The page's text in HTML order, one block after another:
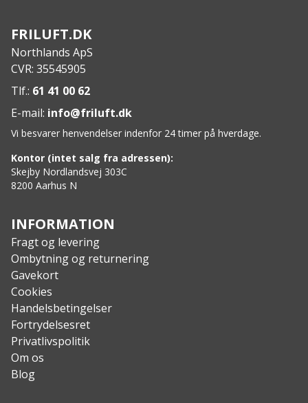
FRILUFT.DK
Northlands ApS
CVR: 35545905
Tlf.: 61 41 00 62
E-mail: info@friluft.dk
Vi besvarer henvendelser indenfor 24 timer på hverdage.
Kontor (intet salg fra adressen):
Skejby Nordlandsvej 303C
8200 Aarhus N
INFORMATION
Fragt og levering
Ombytning og returnering
Gavekort
Cookies
Handelsbetingelser
Fortrydelsesret
Privatlivspolitik
Om os
Blog